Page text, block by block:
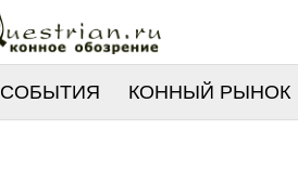
СОБЫТИЯ КОННЫЙ РЫНОК